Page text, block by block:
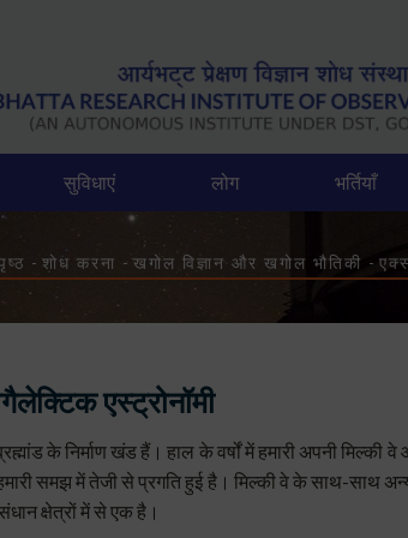
सुविधाएं लोग भर्तियाँ
- शोध करना - खगोल विज्ञान और खगोल भौतिकी -
एस्ट्रोनॉमी
के निर्माण खंड हैं। हाल के वर्षों में हमारी अपनी
समझ में तेजी से प्रगति हुई है। मिल्की वे के साथ-साथ
क्षेत्रों में से एक है।